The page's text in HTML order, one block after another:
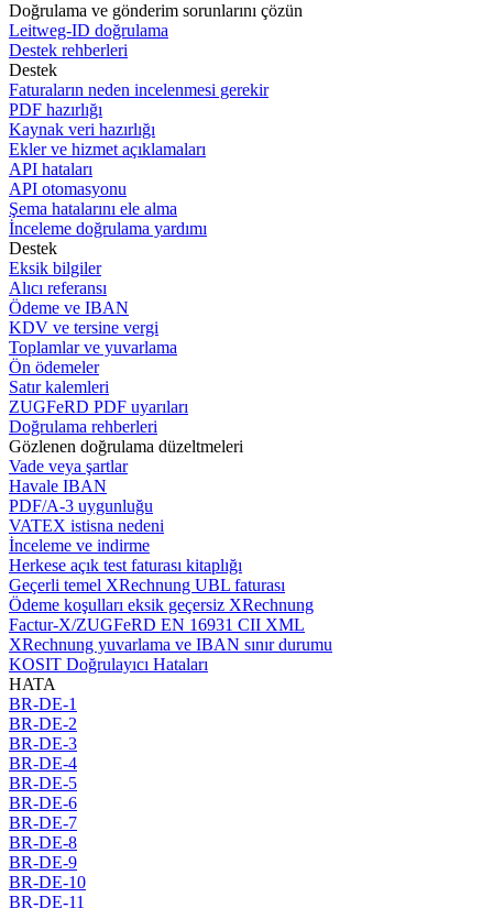
Doğrulama ve gönderim sorunlarını çözün
Leitweg-ID doğrulama
Destek rehberleri
Destek
Faturaların neden incelenmesi gerekir
PDF hazırlığı
Kaynak veri hazırlığı
Ekler ve hizmet açıklamaları
API hataları
API otomasyonu
Şema hatalarını ele alma
İnceleme doğrulama yardımı
Destek
Eksik bilgiler
Alıcı referansı
Ödeme ve IBAN
KDV ve tersine vergi
Toplamlar ve yuvarlama
Ön ödemeler
Satır kalemleri
ZUGFeRD PDF uyarıları
Doğrulama rehberleri
Gözlenen doğrulama düzeltmeleri
Vade veya şartlar
Havale IBAN
PDF/A-3 uygunluğu
VATEX istisna nedeni
İnceleme ve indirme
Herkese açık test faturası kitaplığı
Geçerli temel XRechnung UBL faturası
Ödeme koşulları eksik geçersiz XRechnung
Factur-X/ZUGFeRD EN 16931 CII XML
XRechnung yuvarlama ve IBAN sınır durumu
KOSIT Doğrulayıcı Hataları
HATA
BR-DE-1
BR-DE-2
BR-DE-3
BR-DE-4
BR-DE-5
BR-DE-6
BR-DE-7
BR-DE-8
BR-DE-9
BR-DE-10
BR-DE-11